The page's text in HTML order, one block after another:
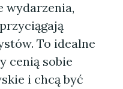
wydarzenia,
To idealne
cenią sobie
i chcą być